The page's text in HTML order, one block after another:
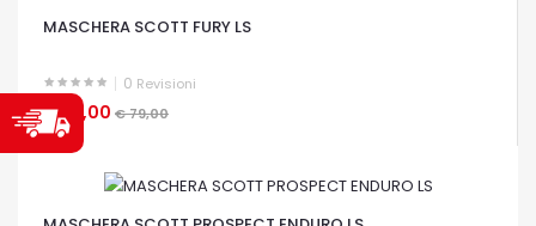
MASCHERA SCOTT FURY LS
0 Revisioni
€ 63,00 € 79,00
OCCHIATA VELOCE